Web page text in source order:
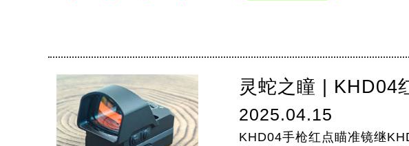
灵蛇之瞳 | KHD04
2025.04.15
KHD04手枪红点瞄准镜继